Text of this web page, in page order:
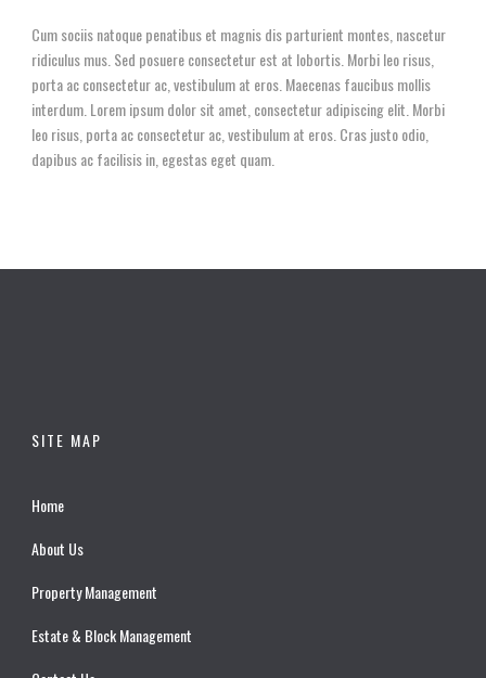
Cum sociis natoque penatibus et magnis dis parturient montes, nascetur
ridiculus mus. Sed posuere consectetur est at lobortis. Morbi leo risus,
porta ac consectetur ac, vestibulum at eros. Maecenas faucibus mollis
interdum. Lorem ipsum dolor sit amet, consectetur adipiscing elit. Morbi
leo risus, porta ac consectetur ac, vestibulum at eros. Cras justo odio,
dapibus ac facilisis in, egestas eget quam.
SITE MAP
Home
About Us
Property Management
Estate & Block Management